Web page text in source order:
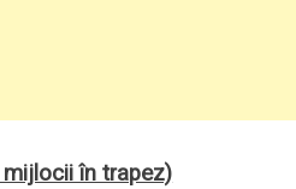
în trapez)